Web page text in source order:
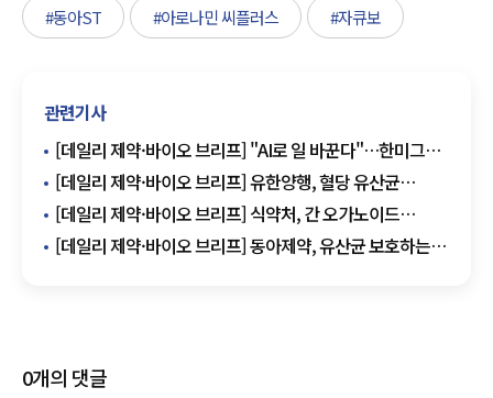
#동아ST #아로나민 씨플러스 #자큐보
관련기사
[데일리 제약·바이오 브리프] "AI로 일 바꾼다"…한미그룹,
임직원 참여형 혁신 프로그램 外
[데일리 제약·바이오 브리프] 유한양행, 혈당 유산균
멕시코 진출…130억 계약 기반 확대 外
[데일리 제약·바이오 브리프] 식약처, 간 오가노이드
독성평가 기술 대웅제약 이전 外
[데일리 제약·바이오 브리프] 동아제약, 유산균 보호하는
0개의 댓글